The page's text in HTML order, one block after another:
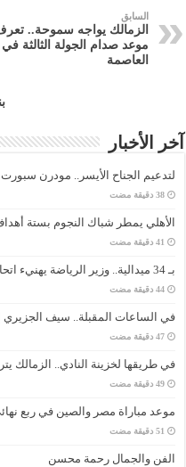
السابق
الزمالك يواجه سموحة..
موعد صدام الجولة الثالثة
العاصمة
آخر الأخبار
لتدعيم الجناح الأيسر.. مودرن
‏38 دقيقة مضت
الأهلي يمطر شباك النجوم بستة
بـ 34 ميدالية.. وزير الرياضة يهنيء اتحاد الشطرنج بتصدر البطولة العربية
‏44 دقيقة مضت
في الساعات المقبلة.. سيف الجزيري
‏47 دقيقة مضت
في طريقها لخزينة النادي.. الزمالك
‏49 دقيقة مضت
موعد مباراة مصر والصين في ربع
الفن والجمال رحمة محسن